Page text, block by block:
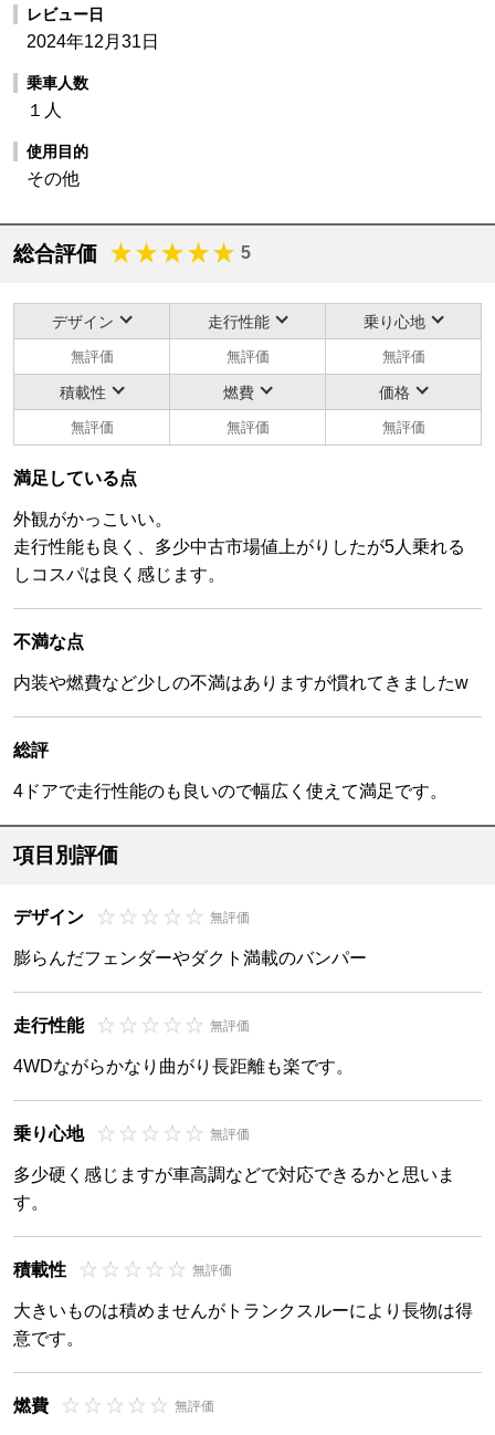
レビュー日
2024年12月31日
乗車人数
１人
使用目的
その他
総合評価 5
デザイン 走行性能 乗り心地
無評価 無評価 無評価
積載性 燃費 価格
無評価 無評価 無評価
満足している点
外観がかっこいい。
走行性能も良く、多少中古市場値上がりしたが5人乗れる
しコスパは良く感じます。
不満な点
内装や燃費など少しの不満はありますが慣れてきましたw
総評
4ドアで走行性能のも良いので幅広く使えて満足です。
項目別評価
デザイン 無評価
膨らんだフェンダーやダクト満載のバンパー
走行性能 無評価
4WDながらかなり曲がり長距離も楽です。
乗り心地 無評価
多少硬く感じますが車高調などで対応できるかと思いま
す。
積載性 無評価
大きいものは積めませんがトランクスルーにより長物は得
意です。
燃費 無評価